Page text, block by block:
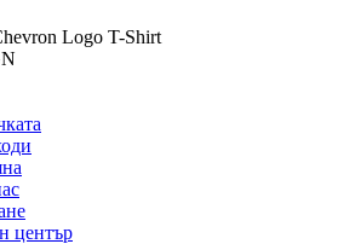
Logo T-Shirt
център